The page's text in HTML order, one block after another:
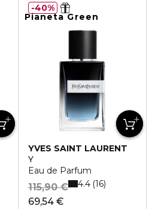
Pianeta Green
YVES SAINT LAURENT
Y
Eau de Parfum
69,54 €
115,90 € 4.4 16
40%